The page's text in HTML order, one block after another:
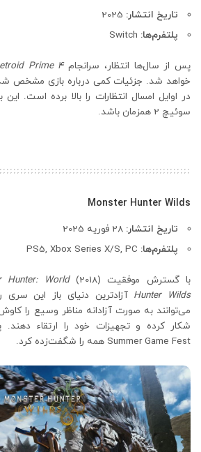
تاریخ انتشار:
پلتفرم‌ها:
پس از سال‌ها انتظار، سرانجامPrime 4
خواهد شد. جزئیات کمی درباره بازی مشخص
در اوایل امسال انتظارات را بالا برده است.
سوئیچ 2 همزمان باشد.
Monster Hunter Wilds
تاریخ انتشار: 28 فوریه 2025
پلتفرم‌ها:
با گسترش موفقیت Hunter: World(2018)، بازی
Hunter Wilds آزادترین دنیای باز این سری
می‌توانند به صورت آزادانه مناظر وسیع را
شکار کرده و تجهیزات خود را ارتقاء
Summer Game Fest همه را شگفت‌زده کرد.